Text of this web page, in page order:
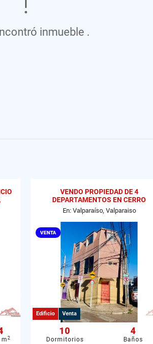
inmueble .
2
VENDO PROPIEDAD DE 4
DEPARTAMENTOS EN CERRO
MESILLA, VALPARAISO
En: Valparaíso, Valparaiso
VENTA
Edificio Venta
10
Dormitorios
4
Baños